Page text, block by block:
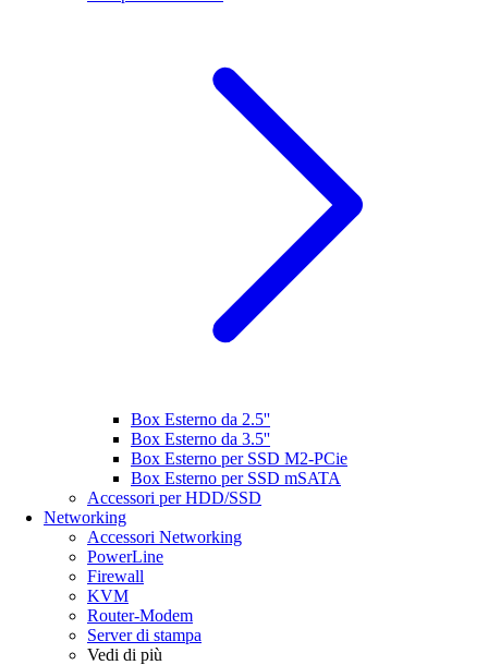
Box Esterno da 2.5''
Box Esterno da 3.5''
Box Esterno per SSD M2-PCie
Box Esterno per SSD mSATA
Accessori per HDD/SSD
Networking
Accessori Networking
PowerLine
Firewall
KVM
Router-Modem
Server di stampa
Vedi di più